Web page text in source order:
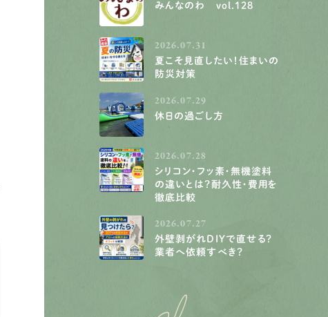
みんなのわ vol.128
2026.07.31
夏こそ見直したい！住まいの
防災対策
2026.07.29
休日の過ごし方
2026.07.28
シリコン・フッ素・無機塗料
の違いとは？耐久性・費用を
徹底比較
2026.07.27
外壁剥がれDIYで直せる？
業者へ依頼すべき？